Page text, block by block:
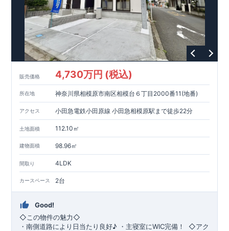
販売価格 4,730万円 (税込)
所在地 神奈川県相模原市南区相模台６丁目2000番11(地番)
アクセス 小田急電鉄小田原線 小田急相模原駅まで徒歩22分
土地面積 112.10㎡
建物面積 98.96㎡
間取り 4LDK
カースペース 2台
Good!
◇この物件の魅力◇
・南側道路により日当たり良好♪ ・ 主寝室にWIC完備！ ​ ​◇アク